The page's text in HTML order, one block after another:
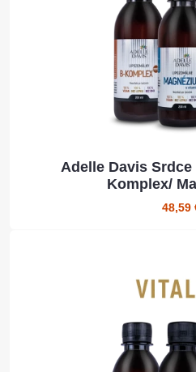
Adelle Davis Srdce
Komplex/
48,59